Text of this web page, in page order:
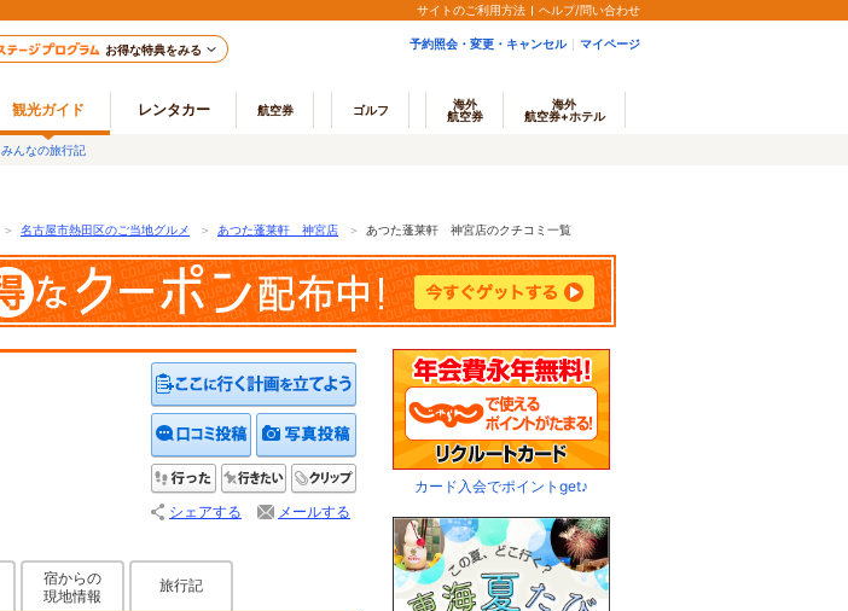
サイトのご利用方法 ヘルプ/問い合わせ
お得な特典をみる 予約照会・変更・キャンセル マイページ
観光ガイド レンタカー 航空券 ゴルフ
海外
航空券
海外
航空券+ホテル
みんなの旅行記
＞ 名古屋市熱田区のご当地グルメ ＞ あつた蓬莱軒 神宮店 ＞ あつた蓬莱軒 神宮店のクチコミ一覧
クチコミを投稿する写真を投稿する
行った 行きたい
シェアする メールする
宿からの
現地情報
旅行記
カード入会でポイントget♪